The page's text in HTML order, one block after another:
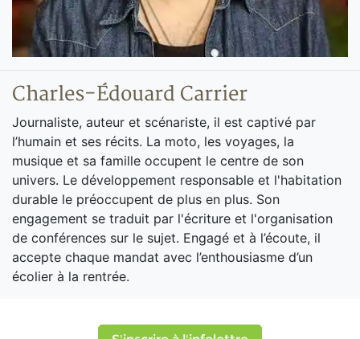
Charles-Édouard Carrier
Journaliste, auteur et scénariste, il est captivé par
l’humain et ses récits. La moto, les voyages, la
musique et sa famille occupent le centre de son
univers. Le développement responsable et l'habitation
durable le préoccupent de plus en plus. Son
engagement se traduit par l'écriture et l'organisation
de conférences sur le sujet. Engagé et à l’écoute, il
accepte chaque mandat avec l’enthousiasme d’un
écolier à la rentrée.